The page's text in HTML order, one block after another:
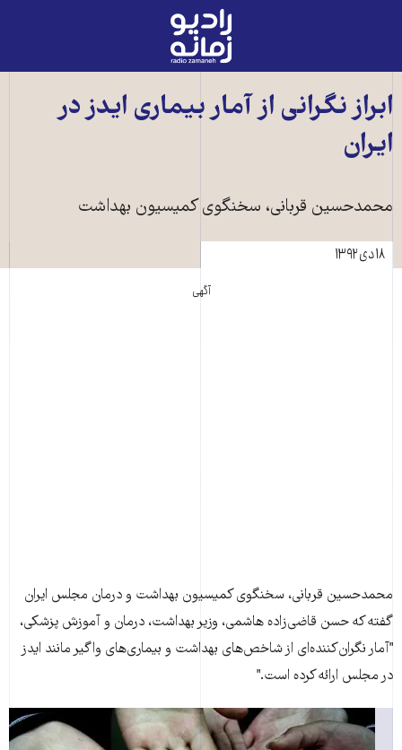
رادیو
زمانه
صفحه
ابراز نگرانی از آمار بيماری‌ ايدز در
ايران
محمدحسين قربانی، سخنگوی کميسيون بهداشت
۱۸ دی ۱۳۹۲
آگهی
محمدحسين قربانی، سخنگوی کميسيون بهداشت و درمان مجلس ايران
گفته که حسن قاضی‌زاده هاشمی، وزير بهداشت، درمان و آموزش پزشکی،
"آمار نگران‌کننده‌ای از شاخص‌های بهداشت و بيماری‌های واگير مانند ايدز
در مجلس ارائه کرده است."